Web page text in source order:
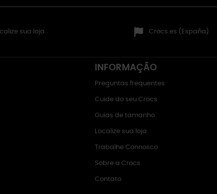
sua loja Crocs.es (España)
INFORMAÇÃO
Preguntas frequentes
Cuide do seu Crocs
Guias de tamanho
Localize sua loja
Trabalhe Connosco
Sobre a Crocs
Contato